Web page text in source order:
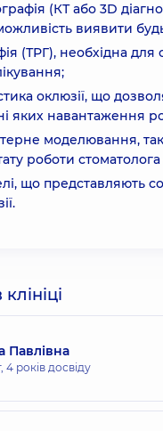
(КТ або 3D
виявити
(ТРГ), необхідна
оклюзії, що
яких навантаження
моделювання,
роботи
що представляють
Павлівна
4 років досвіду